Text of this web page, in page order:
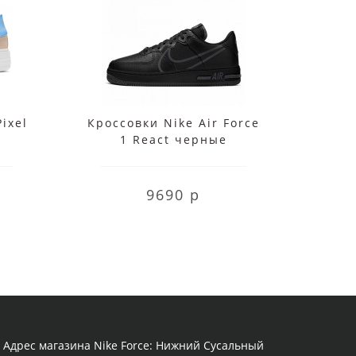
Кроссовки Nike Air Force
1 React черные
9690 р
Адрес магазина Nike Force: Нижний Сусальный